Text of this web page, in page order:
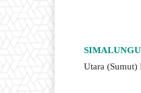
Utara (Sumut)